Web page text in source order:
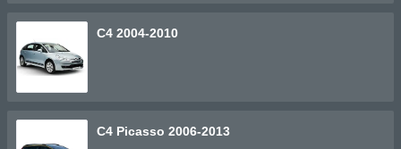
C4 2004-2010
C4 Picasso 2006-2013